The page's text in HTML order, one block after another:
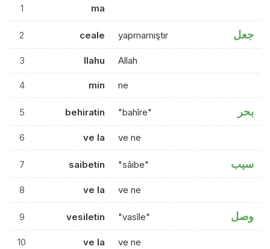
1 ma
2 ceale yapmamıştır جعل
3 llahu Allah
4 min ne
5 behiratin "bahîre" بحر
6 ve la ve ne
7 saibetin "sâibe" سيب
8 ve la ve ne
9 vesiletin "vasîle" وصل
10 ve la ve ne